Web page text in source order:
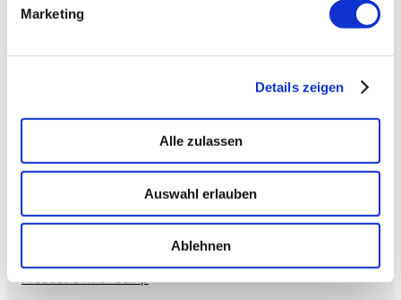
Marketing
Details zeigen
Alle zulassen
Auswahl erlauben
Ablehnen
gängigen Telefonanlagen